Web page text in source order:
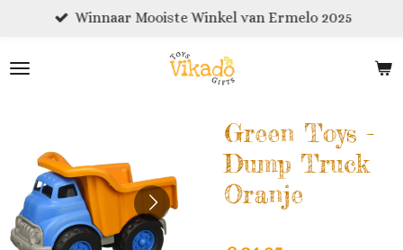
naar
Winnaar Mooiste Winkel van Ermelo 2025
Green Toys -
Dump Truck
Oranje